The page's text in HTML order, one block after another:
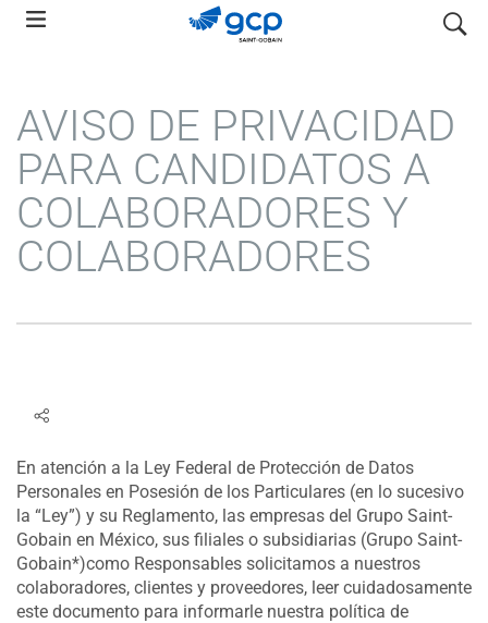
Skip
search
AVISO DE PRIVACIDAD
PARA CANDIDATOS A
COLABORADORES Y
COLABORADORES
En atención a la Ley Federal de Protección de Datos
Personales en Posesión de los Particulares (en lo sucesivo
la “Ley”) y su Reglamento, las empresas del Grupo Saint-
Gobain en México, sus filiales o subsidiarias (Grupo Saint-
Gobain*)como Responsables solicitamos a nuestros
colaboradores, clientes y proveedores, leer cuidadosamente
este documento para informarle nuestra política de